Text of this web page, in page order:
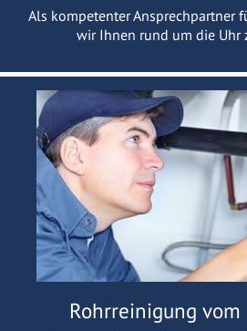
Als kompetenter Ansprechpartner
wir Ihnen rund um die Uhr
Rohrreinigung vom